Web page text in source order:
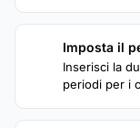
Imposta il
Inserisci la
periodi per i